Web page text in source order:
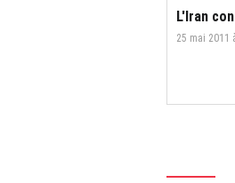
L'Iran
25 mai 2011